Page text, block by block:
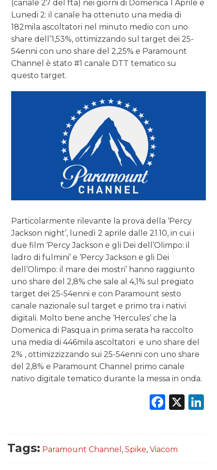
(canale 27 del fta) nei giorni di Domenica 1 Aprile e
Lunedi 2: il canale ha ottenuto una media di
182mila ascoltatori nel minuto medio con uno
share dell’1,53%, ottimizzando sul target dei 25-
54enni con uno share del 2,25% e Paramount
Channel è stato #1 canale DTT tematico su
questo target.
Particolarmente rilevante la prova della ‘Percy
Jackson night’, lunedì 2 aprile dalle 21.10, in cui i
due film ‘Percy Jackson e gli Dei dell’Olimpo: il
ladro di fulmini’ e ‘Percy Jackson e gli Dei
dell’Olimpo: il mare dei mostri’ hanno raggiunto
uno share del 2,8% che sale al 4,1% sul pregiato
target dei 25-54enni e con Paramount sesto
canale nazionale sul target e primo tra i nativi
digitali. Molto bene anche ‘Hercules’ che la
Domenica di Pasqua in prima serata ha raccolto
una media di 446mila ascoltatori e uno share del
2% , ottimizzizzando sui 25-54enni con uno share
del 2,8% e Paramount Channel primo canale
nativo digitale tematico durante la messa in onda.
X
Tags: Paramount Channel , Spike, Viacom